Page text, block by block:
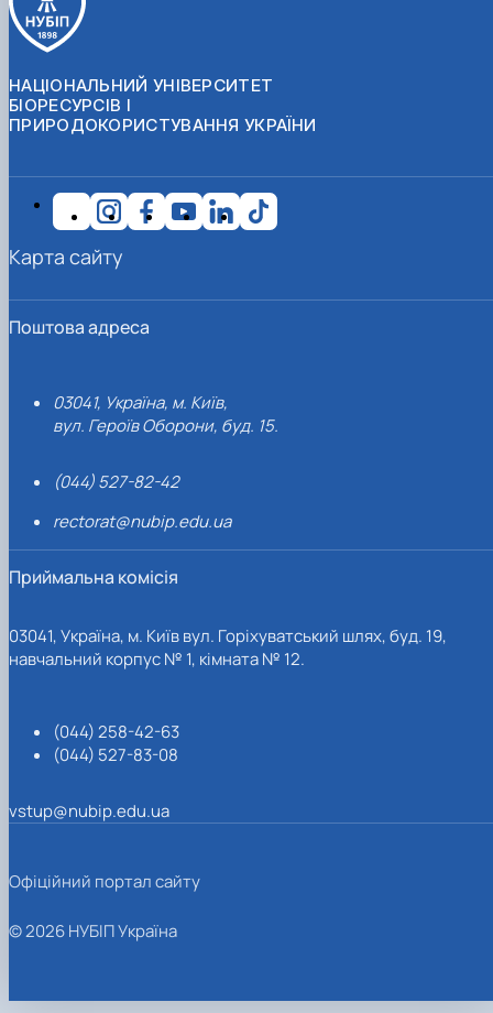
НАЦІОНАЛЬНИЙ УНІВЕРСИТЕТ
БІОРЕСУРСІВ І
ПРИРОДОКОРИСТУВАННЯ УКРАЇНИ
Поштова адреса
03041, Україна, м. Київ,
вул. Героїв Оборони, буд. 15.
(044) 527-82-42
rectorat@nubip.edu.ua
Приймальна комісія
03041, Україна, м. Київ вул. Горіхуватський шлях, буд. 19,
навчальний корпус № 1, кімната № 12.
(044) 258-42-63
(044) 527-83-08
vstup@nubip.edu.ua
Карта сайту
Офіційний портал сайту
© 2026 НУБІП Україна